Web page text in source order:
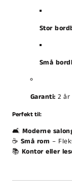
Stor
Små
Garanti: 2 år
Perfekt til:
🛋️ Moderne
☕ Små rom –
📚 Kontor eller